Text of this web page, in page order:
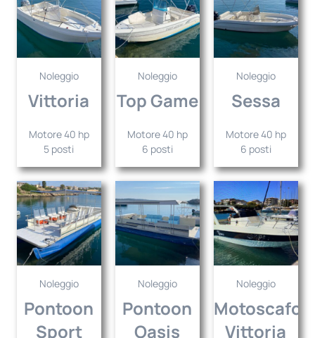
Noleggio
Vittoria
Motore 40 hp
5 posti
Noleggio
Top Game
Motore 40 hp
6 posti
Noleggio
Sessa
Motore 40 hp
6 posti
Noleggio
Pontoon
Sport
Noleggio
Pontoon
Oasis
Noleggio
Motoscafo
Vittoria